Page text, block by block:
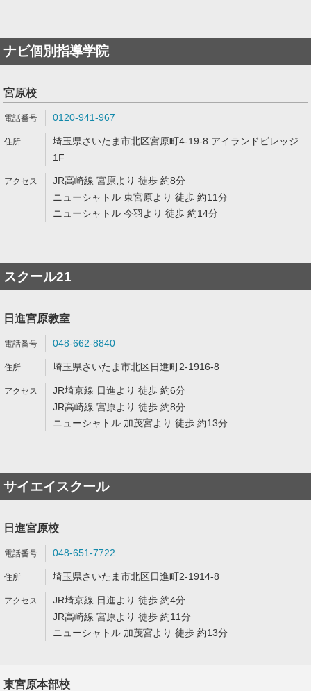
ナビ個別指導学院
宮原校
0120-941-967
埼玉県さいたま市北区宮原町4-19-8 アイランドビレッジ
1F
JR高崎線 宮原より 徒歩 約8分
ニューシャトル 東宮原より 徒歩 約11分
ニューシャトル 今羽より 徒歩 約14分
スクール21
日進宮原教室
048-662-8840
埼玉県さいたま市北区日進町2-1916-8
JR埼京線 日進より 徒歩 約6分
JR高崎線 宮原より 徒歩 約8分
ニューシャトル 加茂宮より 徒歩 約13分
サイエイスクール
日進宮原校
048-651-7722
埼玉県さいたま市北区日進町2-1914-8
JR埼京線 日進より 徒歩 約4分
JR高崎線 宮原より 徒歩 約11分
ニューシャトル 加茂宮より 徒歩 約13分
東宮原本部校